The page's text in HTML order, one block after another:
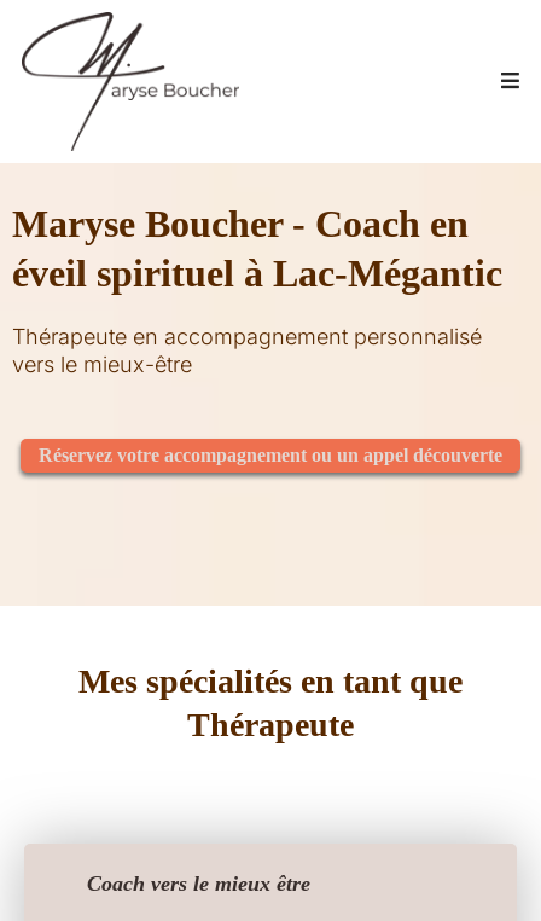
Maryse Boucher - Coach en
éveil spirituel à Lac-Mégantic
Thérapeute en accompagnement personnalisé
vers le mieux-être
Réservez votre accompagnement ou un appel découverte
Mes spécialités en tant que
Thérapeute
Coach vers le mieux être